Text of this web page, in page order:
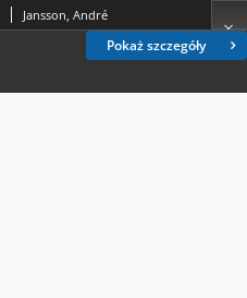
Pokaż szczegóły
Jansson, André